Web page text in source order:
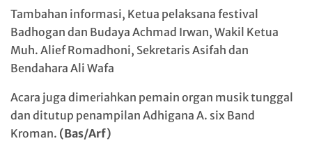
Tambahan informasi, Ketua pelaksana festival
Badhogan dan Budaya Achmad Irwan, Wakil Ketua
Muh. Alief Romadhoni, Sekretaris Asifah dan
Bendahara Ali Wafa
Acara juga dimeriahkan pemain organ musik tunggal
dan ditutup penampilan Adhigana A. six Band
Kroman. (Bas/Arf)